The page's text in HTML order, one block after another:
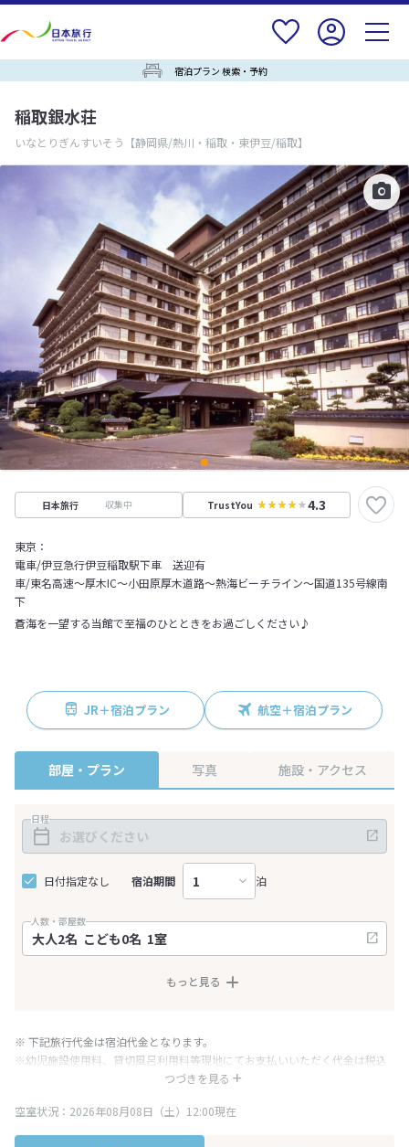
宿泊プラン 検索・予約
稲取銀水荘
いなとりぎんすいそう 【静岡県/熱川・稲取・東伊豆/稲取】
日本旅行 収集中 TrustYou 4.3
東京：
電車/伊豆急行伊豆稲取駅下車 送迎有
車/東名高速～厚木IC～小田原厚木道路～熱海ビーチライン～国道135号線南
下
蒼海を一望する当館で至福のひとときをお過ごしください♪
JR＋宿泊プラン 航空＋宿泊プラン
部屋・プラン 写真 施設・アクセス
日程
日付指定なし 宿泊期間 泊
人数・部屋数
もっと見る
つづきを見る
※ 下記旅行代金は宿泊代金となります。
※幼児施設使用料、貸切風呂利用料等現地にてお支払いいただく代金は税込
み表記となりますが、消費税増税に伴い代金が一部変更となる場合がござい
※表示されている旅行代金・プラン内容は一定時間ごとに更新されます。最
終確認画面でご確認ください。
空室状況：2026年08月08日（土）12:00現在